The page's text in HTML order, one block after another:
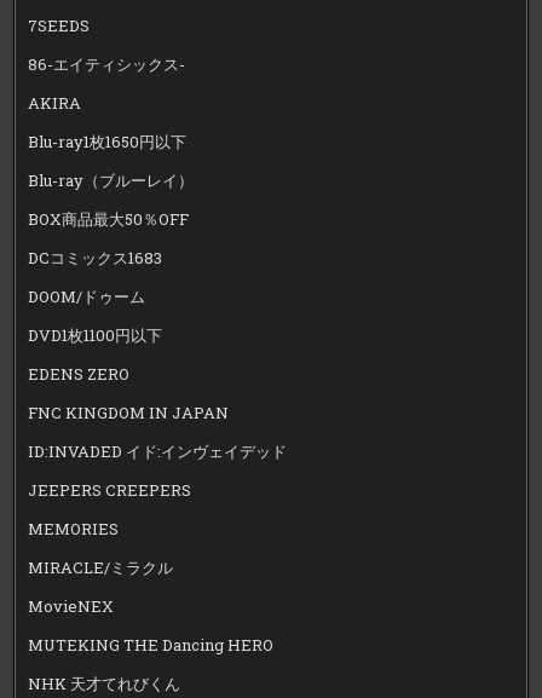
7SEEDS
86-エイティシックス-
AKIRA
Blu-ray1枚1650円以下
Blu-ray（ブルーレイ）
BOX商品最大50％OFF
DCコミックス1683
DOOM/ドゥーム
DVD1枚1100円以下
EDENS ZERO
FNC KINGDOM IN JAPAN
ID:INVADED イド:インヴェイデッド
JEEPERS CREEPERS
MEMORIES
MIRACLE/ミラクル
MovieNEX
MUTEKING THE Dancing HERO
NHK 天才てれびくん